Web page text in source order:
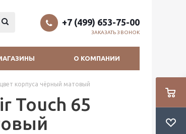
+7 (499) 653-75-00
ЗАКАЗАТЬ ЗВОНОК
О КОМПАНИИ
корпуса чёрный матовый
Touch 65